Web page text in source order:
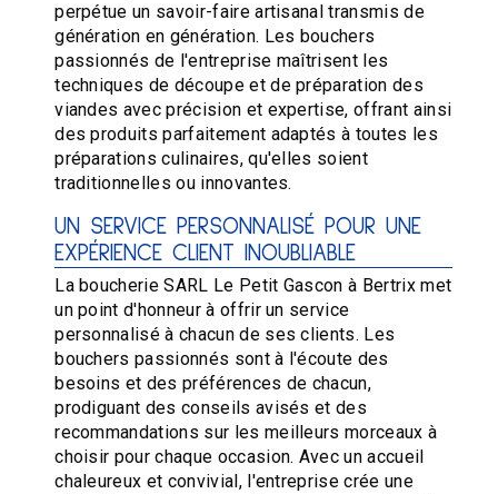
perpétue un savoir-faire artisanal transmis de
génération en génération. Les bouchers
passionnés de l'entreprise maîtrisent les
techniques de découpe et de préparation des
viandes avec précision et expertise, offrant ainsi
des produits parfaitement adaptés à toutes les
préparations culinaires, qu'elles soient
traditionnelles ou innovantes.
UN SERVICE PERSONNALISÉ POUR UNE
EXPÉRIENCE CLIENT INOUBLIABLE
La boucherie SARL Le Petit Gascon à Bertrix met
un point d'honneur à offrir un service
personnalisé à chacun de ses clients. Les
bouchers passionnés sont à l'écoute des
besoins et des préférences de chacun,
prodiguant des conseils avisés et des
recommandations sur les meilleurs morceaux à
choisir pour chaque occasion. Avec un accueil
chaleureux et convivial, l'entreprise crée une